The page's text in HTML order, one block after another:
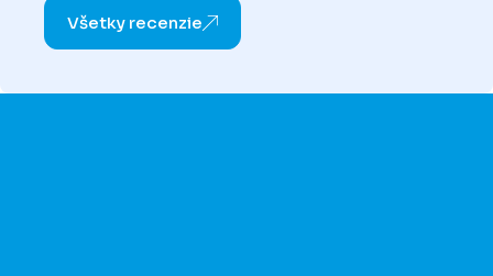
Všetky recenzie